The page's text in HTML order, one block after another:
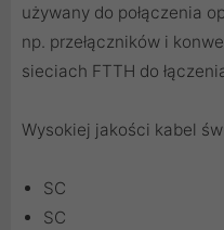
używany do połączenia
np. przełączników i
sieciach FTTH do
Wysokiej jakości kabel
SC
SC